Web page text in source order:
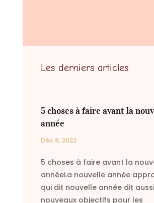
Les derniers articles
5 choses à faire avant la
année
Déc 8, 2022
5 choses à faire avant la
annéeLa nouvelle année
qui dit nouvelle année dit aussi
nouveaux objectifs pour les